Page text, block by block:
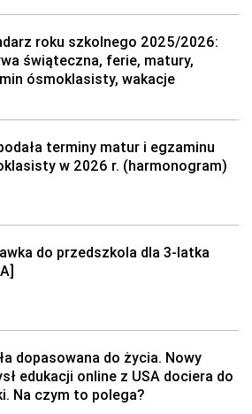
roku szkolnego 2025/2026:
świąteczna, ferie, matury,
ósmoklasisty, wakacje
terminy matur i egzaminu
w 2026 r. (harmonogram)
do przedszkola dla 3-latka
dopasowana do życia. Nowy
edukacji online z USA dociera do
Na czym to polega?